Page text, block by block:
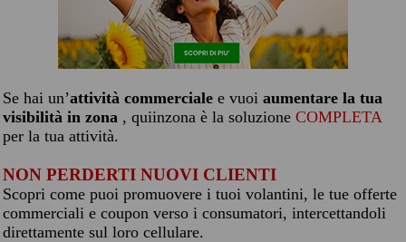
Se hai un’attività commerciale e vuoi aumentare la tua
visibilità in zona , quiinzona è la soluzione COMPLETA
per la tua attività.
NON PERDERTI NUOVI CLIENTI
Scopri come puoi promuovere i tuoi volantini, le tue offerte
commerciali e coupon verso i consumatori, intercettandoli
direttamente sul loro cellulare.